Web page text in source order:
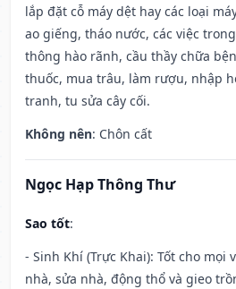
lắp đặt cỗ máy dệt hay các loại
ao giếng, tháo nước, các việc
thông hào rãnh, cầu thầy chữa
thuốc, mua trâu, làm rượu, nhập
tranh, tu sửa cây cối.
Không nên: Chôn cất
Ngọc Hạp Thông Thư
Sao tốt:
- Sinh Khí (Trực Khai): Tốt cho mọi
nhà, sửa nhà, động thổ và gieo